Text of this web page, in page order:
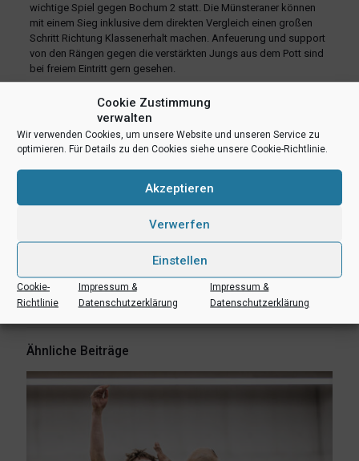
Cookie Zustimmung
verwalten
Wir verwenden Cookies, um unsere Website und unseren Service zu
optimieren. Für Details zu den Cookies siehe unsere Cookie-Richtlinie.
Akzeptieren
Verwerfen
Einstellen
Cookie-
Richtlinie
Impressum &
Datenschutzerklärung
Impressum &
Datenschutzerklärung
wichtige Spiel gegen Bochum 2 statt. Die Münsteraner können
mit einem Sieg inklusive dem direkten Vergleich einen großen
Schritt Richtung Klassenerhalt machen. Anfeuerung und support
von den Rängen gegen die verstärkten Jungs aus dem Pott sind
bei freiem Eintritt gern gesehen.
Punkte: Kreutzer (18), Steen (12), Wehrenpfennig (9), Carstens,
Kunel (je 7), Lüsebrink (6), Strietholt, L. (5), Strietholt, F. (2),
Christophel, Kaja-Kombo
(15.) – 39:34 (20.) – 43:44 (25.) – 49:51 (30.) – 57:58 (35.) – 66:61
teilen teilen E-Mail
teilen
Ähnliche Beiträge